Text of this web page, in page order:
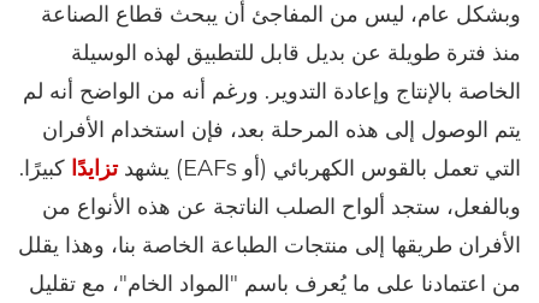
وبشكل عام، ليس من المفاجئ أن يبحث قطاع الصناعة
منذ فترة طويلة عن بديل قابل للتطبيق لهذه الوسيلة
الخاصة بالإنتاج وإعادة التدوير. ورغم أنه من الواضح أنه لم
يتم الوصول إلى هذه المرحلة بعد، فإن استخدام الأفران
التي تعمل بالقوس الكهربائي (أو EAFs) يشهد
تزايدًا كبيرًا.
وبالفعل، ستجد ألواح الصلب الناتجة عن هذه الأنواع من
الأفران طريقها إلى منتجات الطباعة الخاصة بنا، وهذا يقلل
من اعتمادنا على ما يُعرف باسم "المواد الخام"، مع تقليل